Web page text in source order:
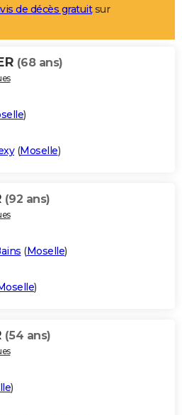
de décès gratuitsur
(68 ans)
)
(Moselle)
(92 ans)
(Moselle)
)
(54 ans)
)